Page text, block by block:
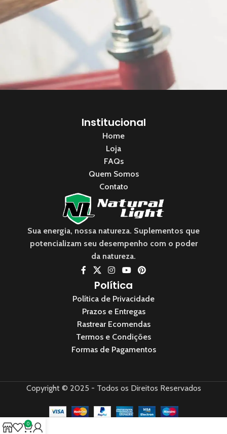
Netus eu mollis hac dignis
Institucional
Home
Loja
FAQs
Quem Somos
Contato
Sua energia, nossa natureza. Suplementos que
potencializam seu desempenho com o poder
da natureza.
Política
Política de Privacidade
Prazos e Entregas
Rastrear Ecomendas
Termos e Condições
Formas de Pagamentos
Copyright © 2025 - Todos os Direitos Reservados
0